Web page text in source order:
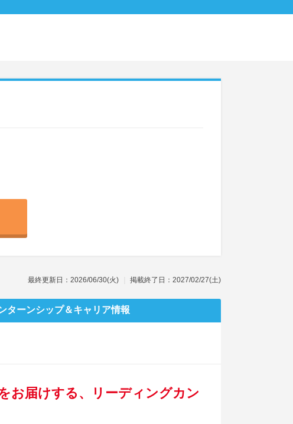
最終更新日：2026/06/30(火) 掲載終了日：2027/02/27(土)
ターンシップ＆キャリア情報
お届けする、リーディングカン